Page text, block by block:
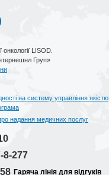
онкології LISOD.
Груп»
на систему управління якістю
надання медичних послуг
8-277
Гаряча лінія для відгуків